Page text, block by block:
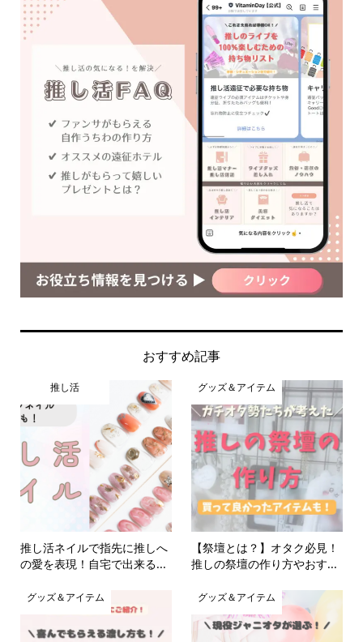
おすすめ記事
推し活
推し活ネイルで指先に推しへ
の愛を表現！自宅で出来る...
グッズ＆アイテム
【祭壇とは？】オタク必見！
推しの祭壇の作り方やおす...
グッズ＆アイテム グッズ＆アイテム